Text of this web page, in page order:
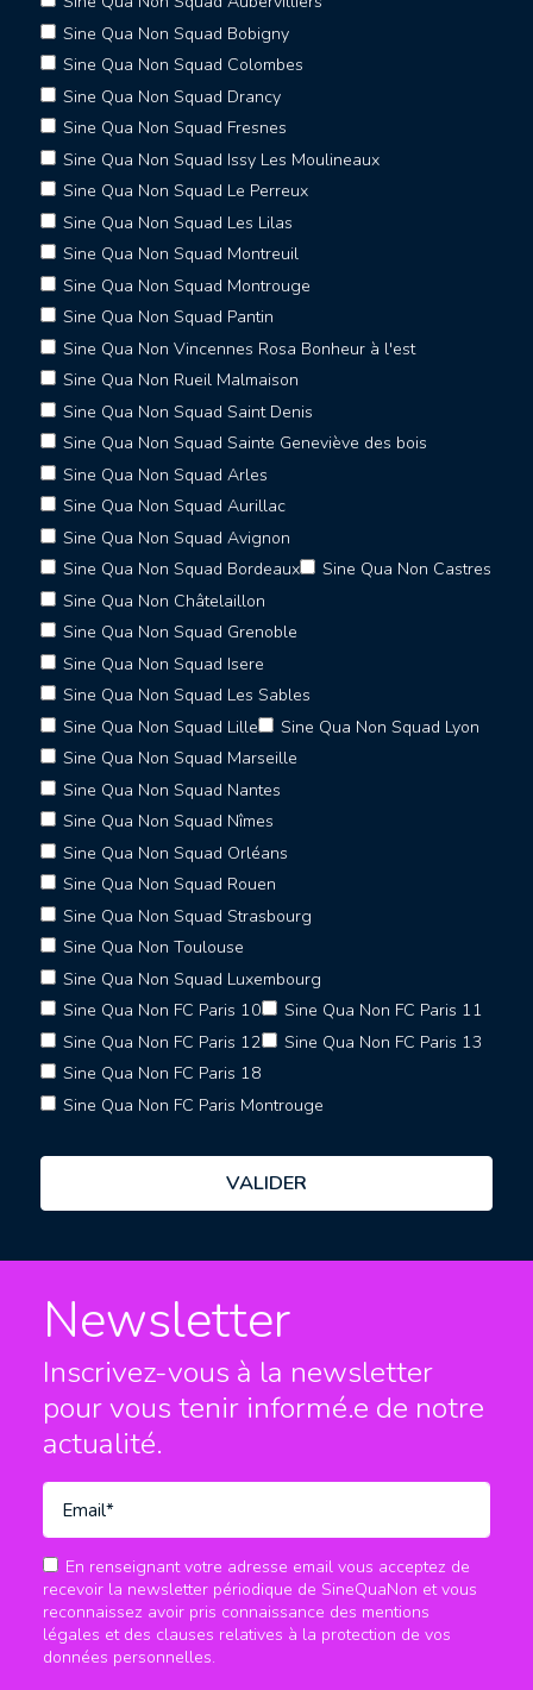
Sine Qua Non Squad Bobigny
Sine Qua Non Squad Colombes
Sine Qua Non Squad Drancy
Sine Qua Non Squad Fresnes
Sine Qua Non Squad Issy Les Moulineaux
Sine Qua Non Squad Le Perreux
Sine Qua Non Squad Les Lilas
Sine Qua Non Squad Montreuil
Sine Qua Non Squad Montrouge
Sine Qua Non Squad Pantin
Sine Qua Non Vincennes Rosa Bonheur à l'est
Sine Qua Non Rueil Malmaison
Sine Qua Non Squad Saint Denis
Sine Qua Non Squad Sainte Geneviève des bois
Sine Qua Non Squad Arles
Sine Qua Non Squad Aurillac
Sine Qua Non Squad Avignon
Sine Qua Non Squad Bordeaux
Sine Qua Non Castres
Sine Qua Non Châtelaillon
Sine Qua Non Squad Grenoble
Sine Qua Non Squad Isere
Sine Qua Non Squad Les Sables
Sine Qua Non Squad Lille
Sine Qua Non Squad Lyon
Sine Qua Non Squad Marseille
Sine Qua Non Squad Nantes
Sine Qua Non Squad Nîmes
Sine Qua Non Squad Orléans
Sine Qua Non Squad Rouen
Sine Qua Non Squad Strasbourg
Sine Qua Non Toulouse
Sine Qua Non Squad Luxembourg
Sine Qua Non FC Paris 10
Sine Qua Non FC Paris 11
Sine Qua Non FC Paris 12
Sine Qua Non FC Paris 13
Sine Qua Non FC Paris 18
Sine Qua Non FC Paris Montrouge
Newsletter
Inscrivez-vous à la newsletter
pour vous tenir informé.e de notre
actualité.
En renseignant votre adresse email vous acceptez de
recevoir la newsletter périodique de SineQuaNon et vous
reconnaissez avoir pris connaissance des mentions
légales et des clauses relatives à la protection de vos
données personnelles.